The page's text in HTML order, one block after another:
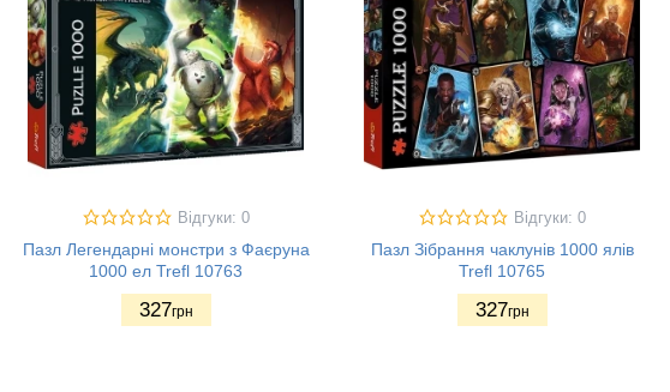
Відгуки: 0
Пазл Легендарні монстри з Фаєруна
1000 ел Trefl 10763
327грн
Відгуки: 0
Пазл Зібрання чаклунів 1000 ялів
Trefl 10765
327грн